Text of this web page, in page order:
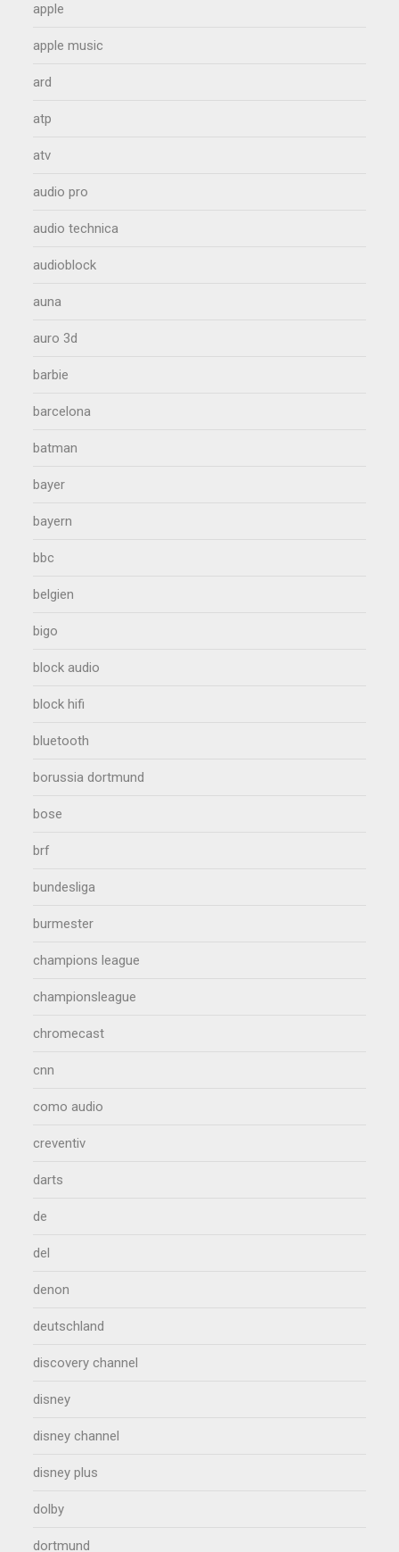
apple
apple music
ard
atp
atv
audio pro
audio technica
audioblock
auna
auro 3d
barbie
barcelona
batman
bayer
bayern
bbc
belgien
bigo
block audio
block hifi
bluetooth
borussia dortmund
bose
brf
bundesliga
burmester
champions league
championsleague
chromecast
cnn
como audio
creventiv
darts
de
del
denon
deutschland
discovery channel
disney
disney channel
disney plus
dolby
dortmund